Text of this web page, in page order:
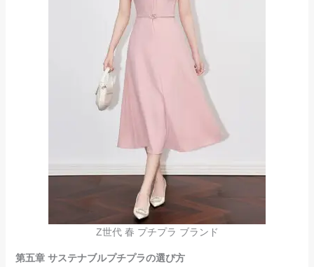
Z世代 春 プチプラ ブランド
第五章 サステナブルプチプラの選び方